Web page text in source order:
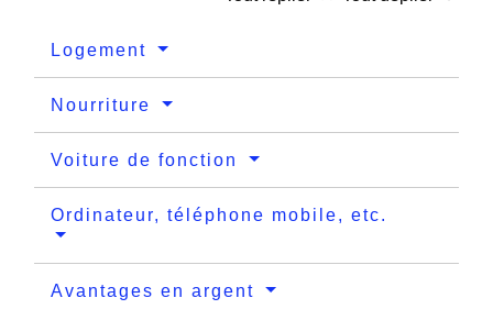
Logement
Nourriture
Voiture de fonction
Ordinateur, téléphone mobile, etc.
Avantages en argent